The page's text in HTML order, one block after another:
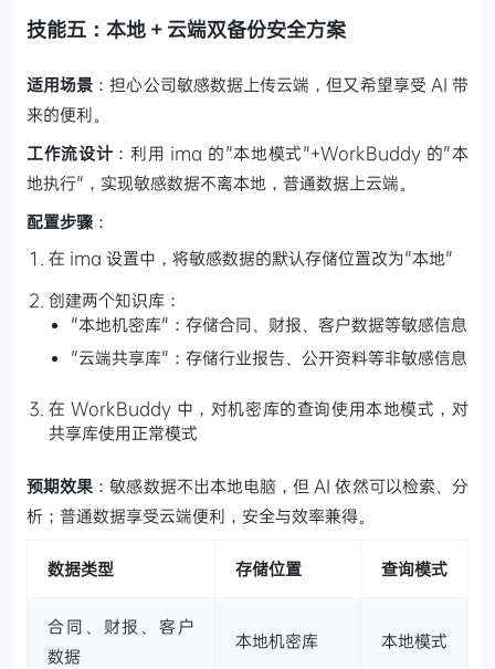
技能五：本地 + 云端双备份安全方案
适用场景 ：担心公司敏感数据上传云端，但又希望享受 AI 带
来的便利。
工作流设计 ：利用 ima 的"本地模式"+WorkBuddy 的"本
地执行"，实现敏感数据不离本地，普通数据上云端。
配置步骤 ：
在 ima 设置中，将敏感数据的默认存储位置改为"本地"
创建两个知识库：
"本地机密库"：存储合同、财报、客户数据等敏感信息
"云端共享库"：存储行业报告、公开资料等非敏感信息
在 WorkBuddy 中，对机密库的查询使用本地模式，对
共享库使用正常模式
预期效果 ：敏感数据不出本地电脑，但 AI 依然可以检索、分
析；普通数据享受云端便利，安全与效率兼得。
数据类型 存储位置 查询模式
合同、财报、客户
数据
本地机密库 本地模式